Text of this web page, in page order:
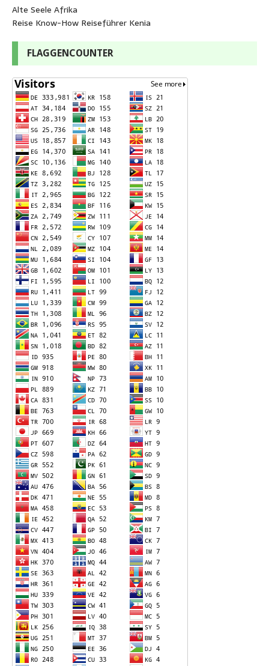
Alte Seele Afrika
Reise Know-How Reiseführer Kenia
FLAGGENCOUNTER